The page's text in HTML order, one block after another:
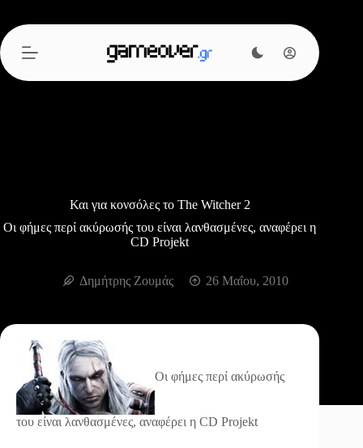
περιεχόμενο
Και για κονσόλες το The Witcher 2
Οι φήμες περί ακύρωσής του είναι λανθασμένες, αναφέρει η
CD Projekt
Δημήτρης Ζουμάς 26 Μαΐου, 2010
Οι φήμες περί ακύρωσής
του είναι λανθασμένες, αναφέρει η CD Projekt